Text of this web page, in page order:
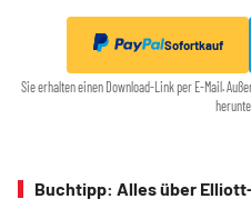
Sofortkauf
Sie erhalten einen Download-Link per E-Mail.
Buchtipp: Alles über